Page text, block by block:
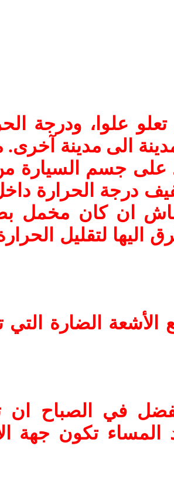
علوا، ودرجة
من مدينة الى مدينة
جسم السيارة من
درجة الحرارة
ان كان مخمل
لتقليل
الأشعة الضارة
يفضل في الصباح
المساء تكون جهة